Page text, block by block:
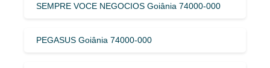
SEMPRE VOCE NEGOCIOS Goiânia 74000-000
PEGASUS Goiânia 74000-000